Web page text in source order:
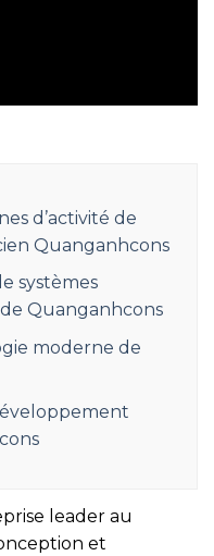
d’activité de
Quanganhcons
systèmes
Quanganhcons
moderne de
leader au
et